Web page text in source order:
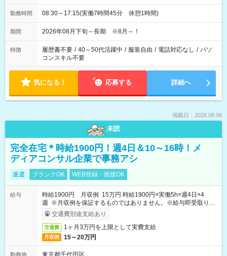
勤務時間 08:30～17:15(実働7時間45分 休憩1時間)
期間 2026年08月下旬～長期 ※8月～！
特徴 履歴書不要 / 40～50代活躍中 / 服装自由 / 電話対応なし / パソ
コンスキル不要
気になる！ 応募する 詳細へ
掲載日：2026.08.06
未読
完全在宅＊時給1900円！週4日＆10～16時！メ
ディアコンサル企業で事務アシ
派遣 ブランクOK WEB登録・面接OK
給与
時給1900円 月収例 15万円 時給1900円×実働5h×週4日×4
週 ※月収例を保証するものではありません。※給与即受取りサ
ービス利用可（利用条件有）
交通費別途支給あり
交通費 1ヶ月3万円を上限として実費支給
月収例 15～20万円
勤務地 東京都千代田区